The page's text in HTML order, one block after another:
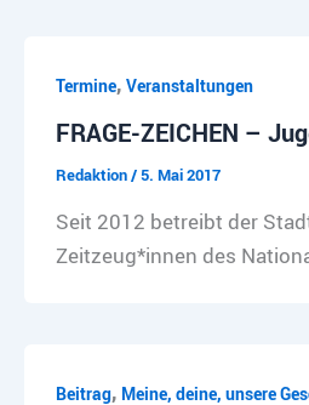
Termine, Veranstaltungen
FRAGE-ZEICHEN –
Redaktion/5. Mai 2017
Seit 2012 betreibt der
Zeitzeug*innen des
Beitrag, Meine, deine, unsere